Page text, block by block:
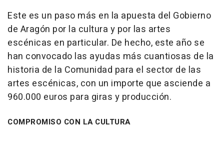
Este es un paso más en la apuesta del Gobierno
de Aragón por la cultura y por las artes
escénicas en particular. De hecho, este año se
han convocado las ayudas más cuantiosas de la
historia de la Comunidad para el sector de las
artes escénicas, con un importe que asciende a
960.000 euros para giras y producción.
COMPROMISO CON LA CULTURA